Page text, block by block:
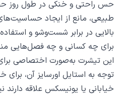
حس راحتی و خنکی در طول روز
طبیعی، مانع از ایجاد
بالایی در برابر شست‌وشو و
برای چه کسانی و چه فصل‌هایی
این تیشرت به‌صورت اختصاصی
توجه به استایل اورسایز آن،
خیابانی یا یونیسکس علاقه دارند